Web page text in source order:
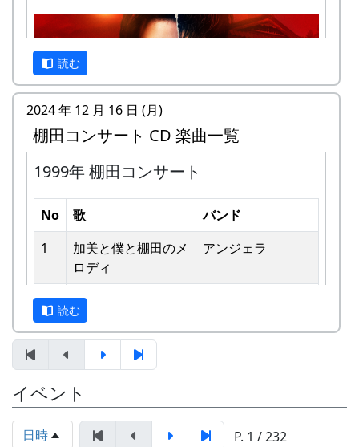
私達メシポンバンドが若い頃連続出場を果たして
ガーの“坂庭省悟さん”を始め審査員の方が見守る
中、毎年優秀バンドが表彰されました。
私達は、この「棚田のうた ～ふるさと加美の里
へ～」で出場した年、“２位”に入ることができま
した。賞品は何と！「地元産の卵、半年分」でし
た。
田んぼの真ん中で山積みの卵の箱を受け取り、バ
ンドメンバーで分けて持って帰ろうとしてたら、
他のバンドに目茶苦茶うらやましがられたのを覚
えています。
しばらくメンバーのお家では、おいしい“たまご
かけごはん”や“卵料理”を味わうことができ、「音
楽やっててよかったなあ」と思った瞬間でした
～。 (ポン四郎）
棚田のイネに
予告編
読む
2024 年 12 月 16 日 (月)
棚田コンサート CD 楽曲一覧
1999年 棚田コンサート
No 歌
バンド
1
加美と僕と棚⽥のメ
ロディ
アンジェラ
2 歌おうみんなで
ワンス・アンド・フ
ォーエバー
4 僕の中のふるさと
H CORPORATION
II
読む
イベント
日時 P. 1 / 232